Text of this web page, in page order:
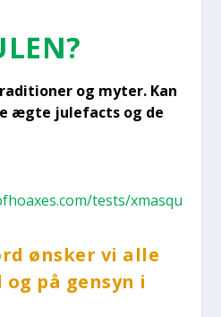
og myter. Kan
ægte jule­fa­cts og de
tests/xmasqu
ønsker vi alle
på gen­syn i